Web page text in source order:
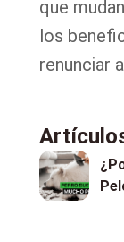
que
los
renunciar